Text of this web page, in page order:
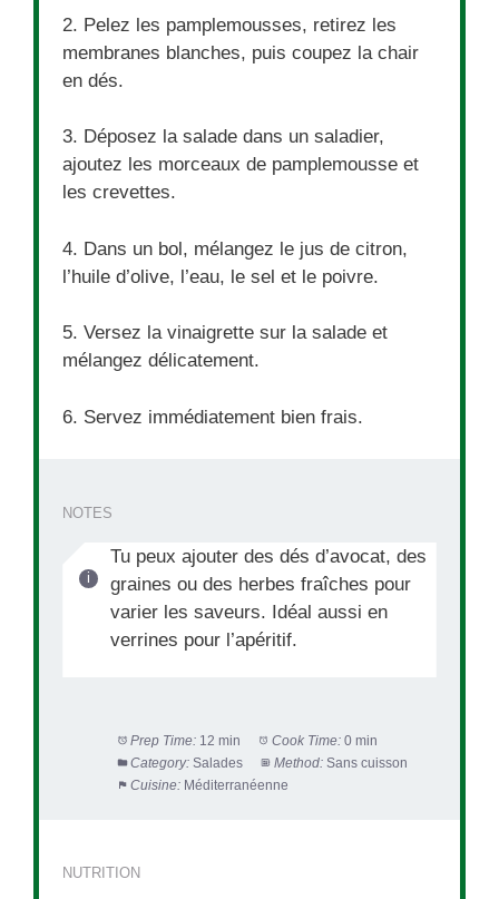
2. Pelez les pamplemousses, retirez les
membranes blanches, puis coupez la chair
en dés.
3. Déposez la salade dans un saladier,
ajoutez les morceaux de pamplemousse et
les crevettes.
4. Dans un bol, mélangez le jus de citron,
l’huile d’olive, l’eau, le sel et le poivre.
5. Versez la vinaigrette sur la salade et
mélangez délicatement.
6. Servez immédiatement bien frais.
NOTES
Tu peux ajouter des dés d’avocat, des
graines ou des herbes fraîches pour
varier les saveurs. Idéal aussi en
verrines pour l’apéritif.
Prep Time: 12 min Cook Time: 0 min
Category: Salades Method: Sans cuisson
Cuisine: Méditerranéenne
NUTRITION